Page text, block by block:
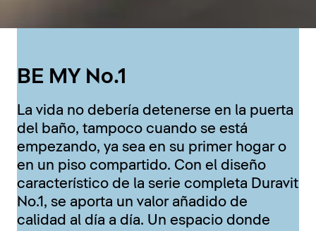
BE MY No.1
La vida no debería detenerse en la puerta
del baño, tampoco cuando se está
empezando, ya sea en su primer hogar o
en un piso compartido. Con el diseño
característico de la serie completa Duravit
No.1, se aporta un valor añadido de
calidad al día a día. Un espacio donde